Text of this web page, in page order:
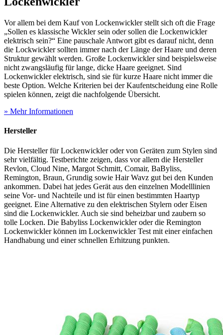
Vor allem bei dem Kauf von Lockenwickler stellt sich oft die Frage
„Sollen es klassische Wickler sein oder sollen die Lockenwickler
elektrisch sein?“ Eine pauschale Antwort gibt es darauf nicht, denn
die Lockwickler sollten immer nach der Länge der Haare und deren
Struktur gewählt werden. Große Lockenwickler sind beispielsweise
nicht zwangsläufig für lange, dicke Haare geeignet. Sind
Lockenwickler elektrisch, sind sie für kurze Haare nicht immer die
beste Option. Welche Kriterien bei der Kaufentscheidung eine Rolle
spielen können, zeigt die nachfolgende Übersicht.
» Mehr Informationen
Hersteller
Die Hersteller für Lockenwickler oder von Geräten zum Stylen sind
sehr vielfältig. Testberichte zeigen, dass vor allem die Hersteller
Revlon, Cloud Nine, Margot Schmitt, Comair, BaByliss,
Remington, Braun, Grundig sowie Hair Wavz gut bei den Kunden
ankommen. Dabei hat jedes Gerät aus den einzelnen Modelllinien
seine Vor- und Nachteile und ist für einen bestimmten Haartyp
geeignet. Eine Alternative zu den elektrischen Stylern oder Eisen
sind die Lockenwickler. Auch sie sind beheizbar und zaubern so
tolle Locken. Die Babyliss Lockenwickler oder die Remington
Lockenwickler können im Lockenwickler Test mit einer einfachen
Handhabung und einer schnellen Erhitzung punkten.